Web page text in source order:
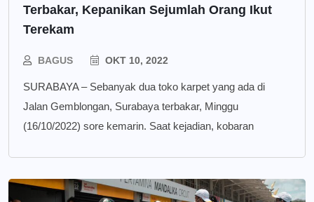
Terbakar, Kepanikan Sejumlah Orang Ikut
Terekam
BAGUS OKT 10, 2022
SURABAYA – Sebanyak dua toko karpet yang ada di
Jalan Gemblongan, Surabaya terbakar, Minggu
(16/10/2022) sore kemarin. Saat kejadian, kobaran